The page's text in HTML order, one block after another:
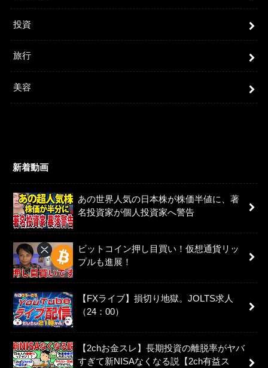
投資
旅行
美容
新着動画
あの世界人気の日本株が株価半値に、著
名投資家が個人投資家へ警告
ビットコイン押し目買い！仮想通貨リッ
プルも進展！
【FXライブ】損切り地獄。JOLTS求人
（24：00）
【2chお金スレ】長期投資の離脱率がヤバ
すぎて新NISAなくなる説【2ch有益ス